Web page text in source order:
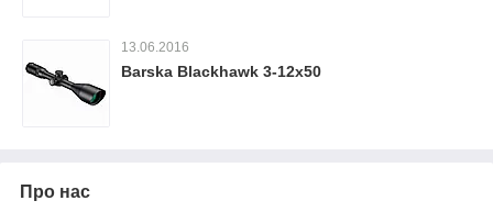
13.06.2016
Barska Blackhawk 3-12x50
Про нас